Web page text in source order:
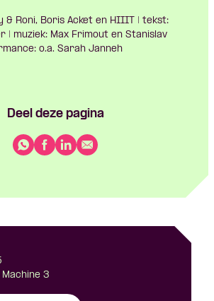
& Roni, Boris Acket en HIIIT | tekst:
| muziek: Max Frimout en Stanislav
o.a. Sarah Janneh
Deel deze pagina
3